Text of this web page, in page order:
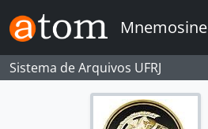
Skip to main content
Mnemosine
Sistema de Arquivos UFRJ